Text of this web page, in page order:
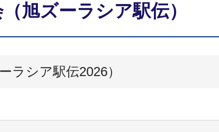
旭ズーラシア駅伝）
ラシア駅伝2026）